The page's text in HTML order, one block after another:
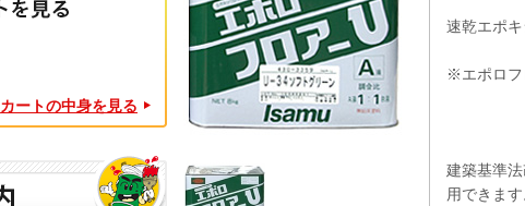
速乾エポ
※エポロフ
建築基準
用できま
カートの中身を見る